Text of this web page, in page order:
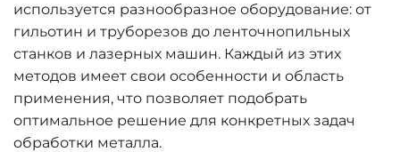
используется разнообразное оборудование: от
гильотин и труборезов до ленточнопильных
станков и лазерных машин. Каждый из этих
методов имеет свои особенности и область
применения, что позволяет подобрать
оптимальное решение для конкретных задач
обработки металла.